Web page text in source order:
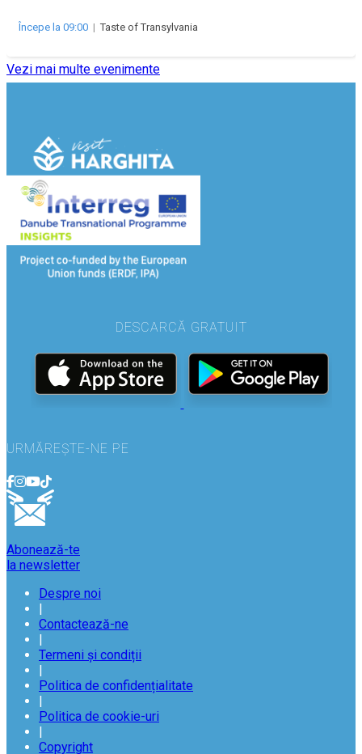
Începe la 09:00 |Taste of Transylvania
Vezi mai multe evenimente
DESCARCĂ GRATUIT
URMĂREȘTE-NE PE
Abonează-te
la newsletter
Despre noi
|
Contactează-ne
|
Termeni și condiții
|
Politica de confidențialitate
|
Politica de cookie-uri
|
Copyright